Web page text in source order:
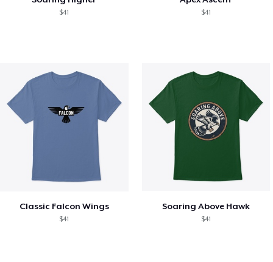
$41 $41
Classic Falcon Wings
$41
Soaring Above Hawk
$41